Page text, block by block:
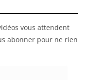
vous attendent
abonner pour ne rien